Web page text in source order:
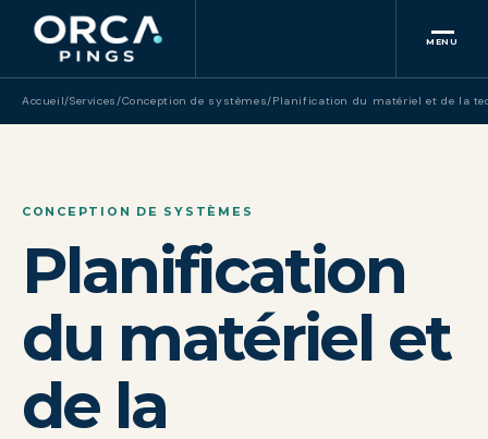
MENU
Accueil/Services/Conception de systèmes/Planification du matériel et de la
CONCEPTION DE SYSTÈMES
Planification
du matériel et
de la